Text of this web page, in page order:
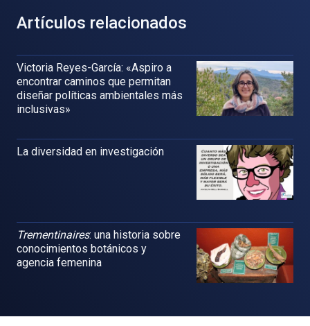
Artículos relacionados
Victoria Reyes-García: «Aspiro a
encontrar caminos que permitan
diseñar políticas ambientales más
inclusivas»
La diversidad en investigación
Trementinaires: una historia sobre
conocimientos botánicos y
agencia femenina